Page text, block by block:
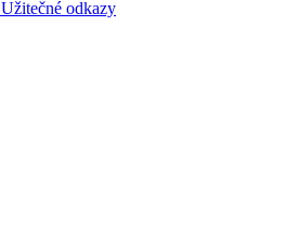
Užitečné odkazy